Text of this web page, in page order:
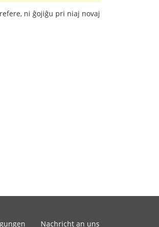
ni ĝojiĝu pri niaj novaj
Nachricht an uns